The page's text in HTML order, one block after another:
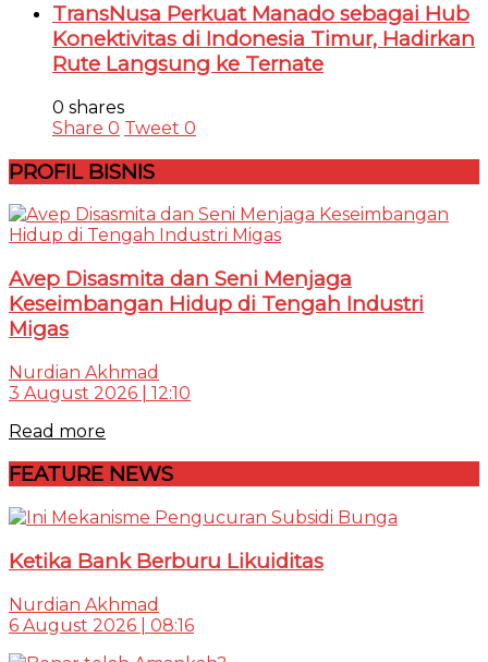
TransNusa Perkuat Manado sebagai Hub
Konektivitas di Indonesia Timur, Hadirkan
Rute Langsung ke Ternate
0 shares
Share 0 Tweet 0
PROFIL BISNIS
Avep Disasmita dan Seni Menjaga
Keseimbangan Hidup di Tengah Industri
Migas
Nurdian Akhmad
3 August 2026 | 12:10
Read more
FEATURE NEWS
Ketika Bank Berburu Likuiditas
Nurdian Akhmad
6 August 2026 | 08:16